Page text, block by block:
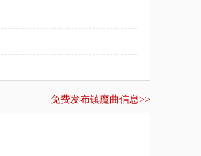
前天21:06
免费发布镇魔曲信息>>